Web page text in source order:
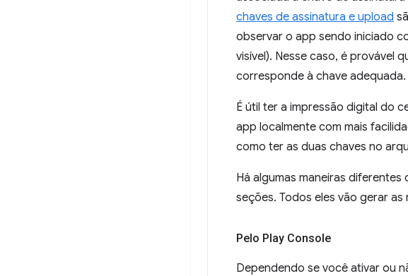
chaves de assinatura e upload
observar o app sendo iniciado
visível). Nesse caso, é provável
corresponde à chave adequada.
É útil ter a impressão digital do
app localmente com mais
como ter as duas chaves no
Há algumas maneiras
seções. Todos eles vão gerar
Pelo Play Console
Dependendo se você ativar ou